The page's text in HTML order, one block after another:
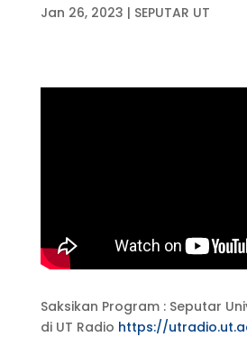
Jan 26, 2023 | SEPUTAR UT
Saksikan Program : Seputar
di UT Radio https://